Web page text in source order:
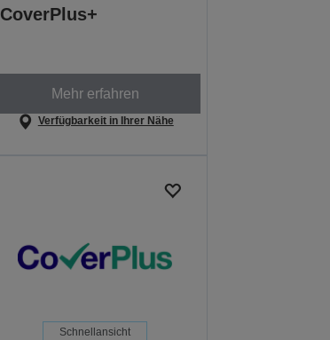
CoverPlus+
Mehr erfahren
Verfügbarkeit in Ihrer Nähe
Schnellansicht